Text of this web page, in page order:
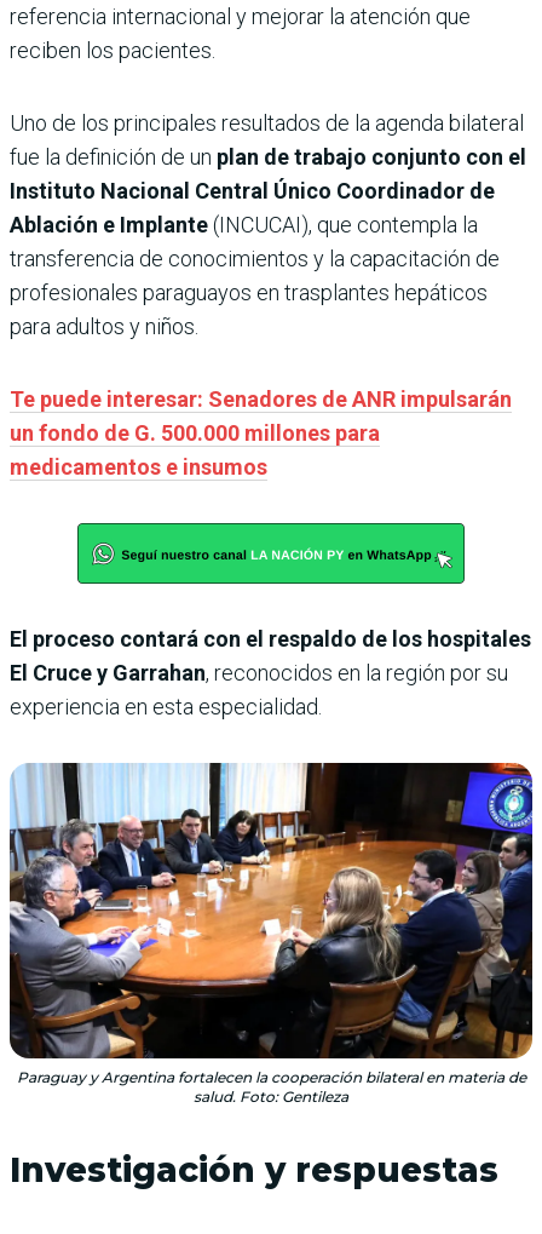
referencia internacional y mejorar la atención que
reciben los pacientes.
Uno de los principales resultados de la agenda bilateral
fue la definición de un plan de trabajo conjunto con el
Instituto Nacional Central Único Coordinador de
Ablación e Implante(INCUCAI), que contempla la
transferencia de conocimientos y la capacitación de
profesionales paraguayos en trasplantes hepáticos
para adultos y niños.
Te puede interesar: Senadores de ANR impulsarán
un fondo de G. 500.000 millones para
medicamentos e insumos
El proceso contará con el respaldo de los hospitales
El Cruce y Garrahan, reconocidos en la región por su
experiencia en esta especialidad.
Paraguay y Argentina fortalecen la cooperación bilateral en materia de
salud. Foto: Gentileza
Investigación y respuestas